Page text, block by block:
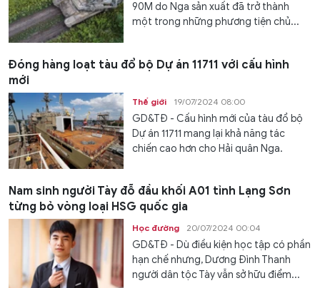
90M do Nga sản xuất đã trở thành
một trong những phương tiện chủ...
Đóng hàng loạt tàu đổ bộ Dự án 11711 với cấu hình
mới
Thế giới 19/07/2024 08:00
GD&TĐ - Cấu hình mới của tàu đổ bộ
Dự án 11711 mang lại khả năng tác
chiến cao hơn cho Hải quân Nga.
Nam sinh người Tày đỗ đầu khối A01 tỉnh Lạng Sơn
từng bỏ vòng loại HSG quốc gia
Học đường 20/07/2024 00:04
GD&TĐ - Dù điều kiện học tập có phần
hạn chế nhưng, Dương Đình Thanh
người dân tộc Tày vẫn sở hữu điểm...